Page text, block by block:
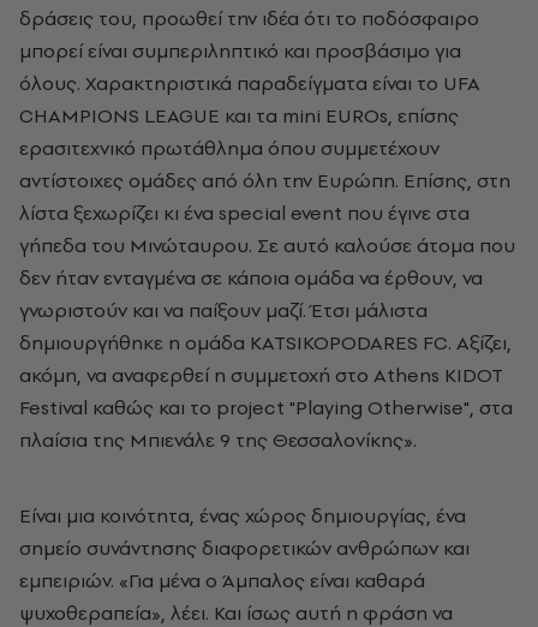
δράσεις του, προωθεί την ιδέα ότι το ποδόσφαιρο
μπορεί είναι συμπεριληπτικό και προσβάσιμο για
όλους. Χαρακτηριστικά παραδείγματα είναι το UFA
CHAMPIONS LEAGUE και τα mini EUROs, επίσης
ερασιτεχνικό πρωτάθλημα όπου συμμετέχουν
αντίστοιχες ομάδες από όλη την Ευρώπη. Επίσης, στη
λίστα ξεχωρίζει κι ένα special event που έγινε στα
γήπεδα του Μινώταυρου. Σε αυτό καλούσε άτομα που
δεν ήταν ενταγμένα σε κάποια ομάδα να έρθουν, να
γνωριστούν και να παίξουν μαζί. Έτσι μάλιστα
δημιουργήθηκε η ομάδα KATSIKOPODARES FC. Αξίζει,
ακόμη, να αναφερθεί η συμμετοχή στο Athens KIDOT
Festival καθώς και το project "Playing Otherwise", στα
πλαίσια της Μπιενάλε 9 της Θεσσαλονίκης».
Είναι μια κοινότητα, ένας χώρος δημιουργίας, ένα
σημείο συνάντησης διαφορετικών ανθρώπων και
εμπειριών. «Για μένα ο Άμπαλος είναι καθαρά
ψυχοθεραπεία», λέει. Και ίσως αυτή η φράση να